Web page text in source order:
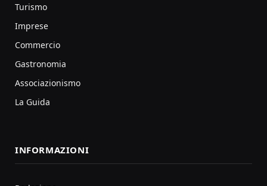
Turismo
Imprese
Commercio
Gastronomia
Associazionismo
La Guida
INFORMAZIONI